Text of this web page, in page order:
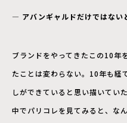
― アバンギャルドだけではない
ブランドをやってきたこの10年
たことは変わらない。10年も経
しができていると思い描いてい
中でパリコレを見てみると、な